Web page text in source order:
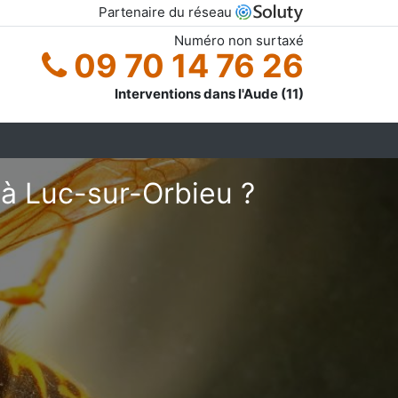
Partenaire du réseau
Numéro non surtaxé
09 70 14 76 26
Interventions dans l'Aude (11)
Luc-sur-Orbieu ?